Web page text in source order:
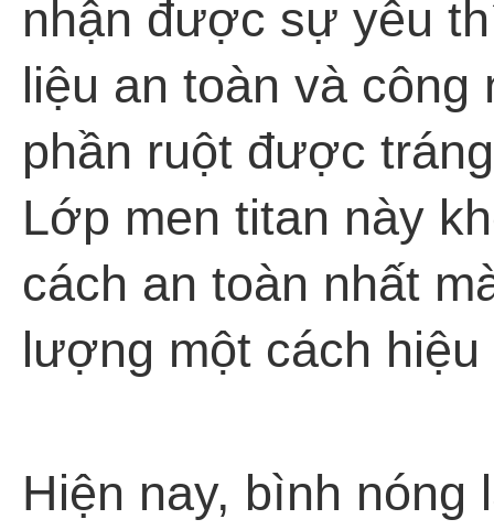
nhận được sự yêu
liệu an toàn và
phần ruột được
Lớp men titan này
cách an toàn nhất
lượng một cách hiệu
Hiện nay, bình nóng